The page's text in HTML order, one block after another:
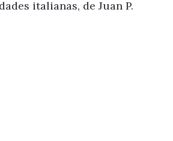
italianas, de Juan P.